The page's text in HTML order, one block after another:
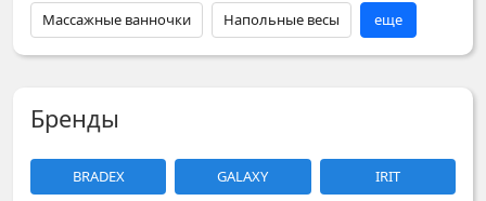
Массажные ванночки Напольные весы еще
Бренды
BRADEX GALAXY IRIT